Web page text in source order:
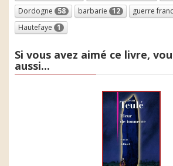
Dordogne 58 barbarie 12 guerre
Hautefaye 1
Si vous avez aimé ce livre,
aussi...